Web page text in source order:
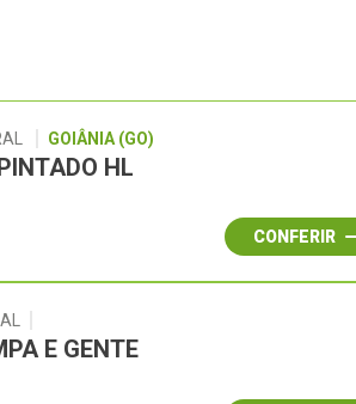
GOIÂNIA (GO)
HL
CONFERIR
E GENTE